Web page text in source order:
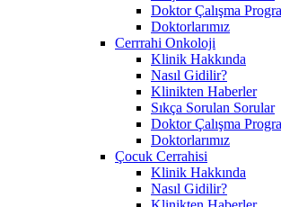
Doktor Çalışma
Doktorlarımız
Cerrrahi Onkoloji
Klinik Hakkında
Nasıl Gidilir?
Klinikten Haberler
Sıkça Sorulan Sorular
Doktor Çalışma
Doktorlarımız
Çocuk Cerrahisi
Klinik Hakkında
Nasıl Gidilir?